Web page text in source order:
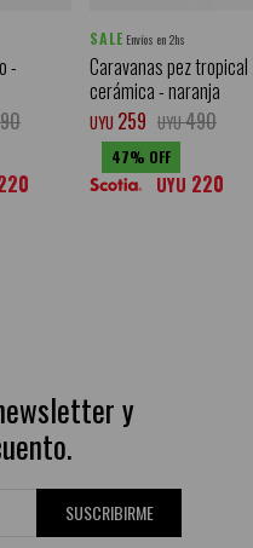
-
SALE Envíos en 2hs
Caravanas pez tropical
cerámica - naranja
UYU 259 UYU490
47
UYU 220
y
SUSCRIBIRME